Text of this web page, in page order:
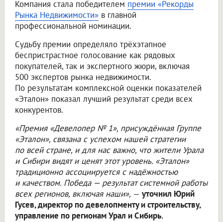
Компания стала победителем премии «Рекорды
Рынка Недвижимости» в главной
профессиональной номинации.
Судьбу премии определяло трёхэтапное
беспристрастное голосование как рядовых
покупателей, так и экспертного жюри, включая
500 экспертов рынка недвижимости.
По результатам комплексной оценки показателей
«Эталон» показал лучший результат среди всех
конкурентов.
«Премия «Девелопер № 1», присуждённая Группе
«Эталон», связана с успехом нашей стратегии
по всей стране, и для нас важно, что жители Урала
и Сибири видят и ценят этот уровень. «Эталон»
традиционно ассоциируется с надёжностью
и качеством. Победа — результат системной работы
всех регионов, включая наши», — уточнил Юрий
Гусев, директор по девелопменту и строительству,
управление по регионам Урал и Сибирь.